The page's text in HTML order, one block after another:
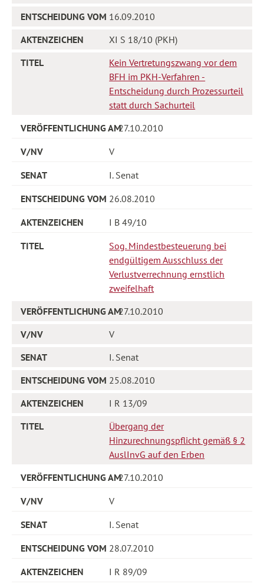
16.09.2010
XI S 18/10 (PKH)
Kein Vertretungszwang vor dem
BFH im PKH-Verfahren -
Entscheidung durch Prozessurteil
statt durch Sachurteil
27.10.2010
V
I. Senat
26.08.2010
I B 49/10
Sog. Mindestbesteuerung bei
endgültigem Ausschluss der
Verlustverrechnung ernstlich
zweifelhaft
27.10.2010
V
I. Senat
25.08.2010
I R 13/09
Übergang der
Hinzurechnungspflicht gemäß § 2
AuslInvG auf den Erben
27.10.2010
V
I. Senat
28.07.2010
I R 89/09